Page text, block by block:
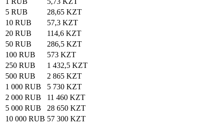
5 RUB
28,65 KZT
10 RUB
57,3 KZT
20 RUB
114,6 KZT
50 RUB
286,5 KZT
100 RUB
573 KZT
250 RUB
1 432,5 KZT
500 RUB
2 865 KZT
1 000 RUB
5 730 KZT
2 000 RUB
11 460 KZT
5 000 RUB
28 650 KZT
10 000 RUB 57 300 KZT